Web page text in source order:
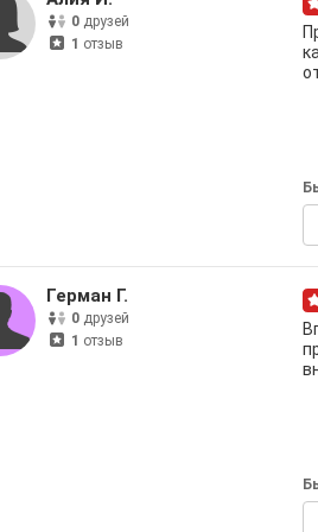
0 друзей
1 отзыв
Герман Г.
0 друзей
1 отзыв